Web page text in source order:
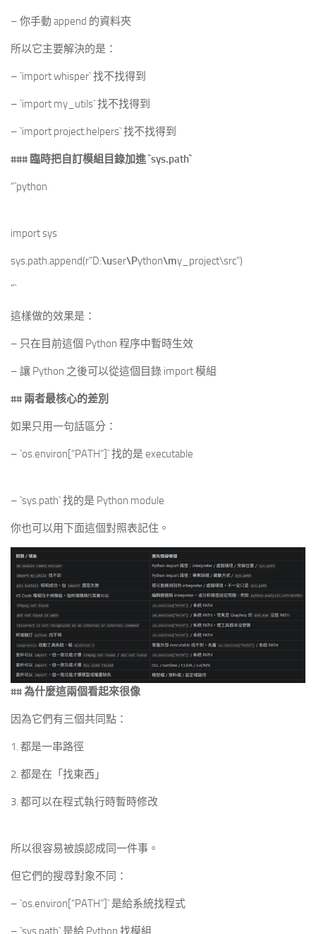
– 你手動 append 的資料夾
所以它主要解決的是：
– `import whisper` 找不找得到
– `import my_utils` 找不找得到
– `import project.helpers` 找不找得到
### 臨時把自訂模組目錄加進`sys.path`
“`python
import sys
sys.path.append(r”D:\user\Python\my_project\src”)
“`
這樣做的效果是：
– 只在目前這個 Python 程序中暫時生效
– 讓 Python 之後可以從這個目錄 import 模組
## 兩者最核心的差別
如果只用一句話區分：
– `os.environ[“PATH”]` 找的是 executable
– `sys.path` 找的是 Python module
你也可以用下面這個對照表記住。
## 為什麼這兩個看起來很像
因為它們有三個共同點：
1. 都是一串路徑
2. 都是在「找東西」
3. 都可以在程式執行時暫時修改
所以很容易被誤認成同一件事。
但它們的搜尋對象不同：
– `os.environ[“PATH”]` 是給系統找程式
– `sys.path` 是給 Python 找模組